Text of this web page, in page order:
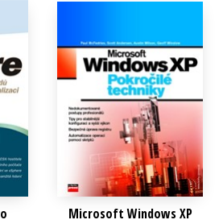
literatura
Všechny tituly
Microsoft Windows XP